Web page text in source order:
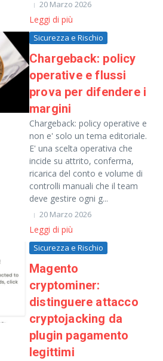
20 Marzo 2026
Leggi di più
Sicurezza e Rischio
Chargeback: policy
operative e flussi
prova per difendere i
margini
Chargeback: policy operative e
non e' solo un tema editoriale.
E' una scelta operativa che
incide su attrito, conferma,
ricarica del conto e volume di
controlli manuali che il team
deve gestire ogni g...
20 Marzo 2026
Leggi di più
Sicurezza e Rischio
Magento
cryptominer:
distinguere attacco
cryptojacking da
plugin pagamento
legittimi